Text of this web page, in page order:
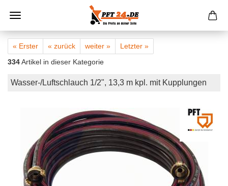
« Erster « zurück weiter »
Letzter »
334Artikel in dieser Kategorie
Wasser-/Luftschlauch 1/2", 13,3 m kpl. mit Kupplungen